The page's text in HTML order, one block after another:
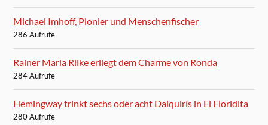
Michael Imhoff, Pionier und Menschenfischer
286 Aufrufe
Rainer Maria Rilke erliegt dem Charme von Ronda
284 Aufrufe
Hemingway trinkt sechs oder acht Daiquirís in El Floridita
280 Aufrufe